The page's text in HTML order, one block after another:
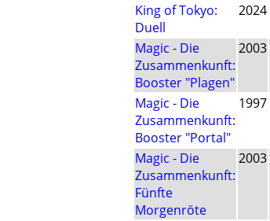
King of Tokyo:
Duell
2024
Magic - Die
Zusammenkunft:
Booster "Plagen"
2003
Magic - Die
Zusammenkunft:
Booster "Portal"
1997
Magic - Die
Zusammenkunft:
Fünfte
Morgenröte
2003